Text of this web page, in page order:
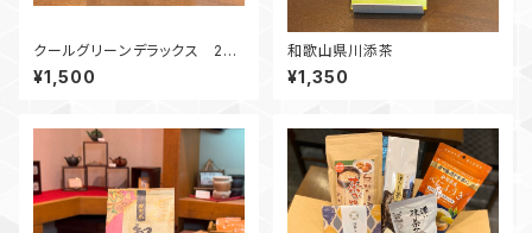
クールグリーンデラックス 240
g チャック付き袋
¥1,500
和歌山県川添茶
¥1,350